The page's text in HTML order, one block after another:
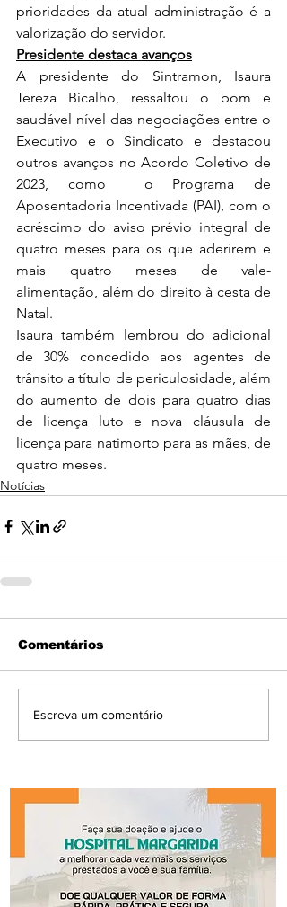
prioridades da atual administração é a
valorização do servidor.
Presidente destaca avanços
A presidente do Sintramon, Isaura
Tereza Bicalho, ressaltou o bom e
saudável nível das negociações entre o
Executivo e o Sindicato e destacou
outros avanços no Acordo Coletivo de
2023, como  o Programa de
Aposentadoria Incentivada (PAI), com o
acréscimo do aviso prévio integral de
quatro meses para os que aderirem e
mais quatro meses de vale-
alimentação, além do direito à cesta de
Natal.
Isaura também lembrou do adicional
de 30% concedido aos agentes de
trânsito a título de periculosidade, além
do aumento de dois para quatro dias
de licença luto e nova cláusula de
licença para natimorto para as mães, de
quatro meses.
Notícias
Comentários
Escreva um comentário